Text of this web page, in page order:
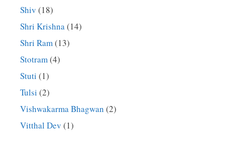
Shiv (18)
Shri Krishna(14)
Shri Ram(13)
Stotram(4)
Stuti (1)
Tulsi (2)
Vishwakarma Bhagwan (2)
Vitthal Dev (1)